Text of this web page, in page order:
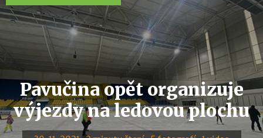
Pavučina opět organizuje
výjezdy na ledovou plochu